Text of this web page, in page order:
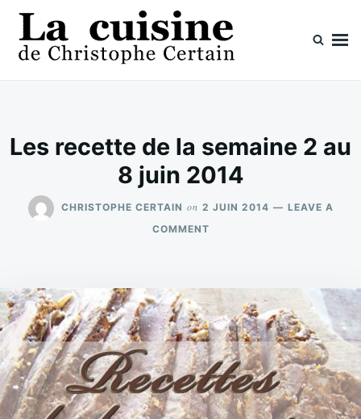
Skip
content
Search
for:
Les recette de la semaine 2 au
8 juin 2014
CHRISTOPHE CERTAIN on 2 JUIN 2014
LEAVE A
COMMENTON
LA
SEMAINE
2
AU
8
JUIN
2014